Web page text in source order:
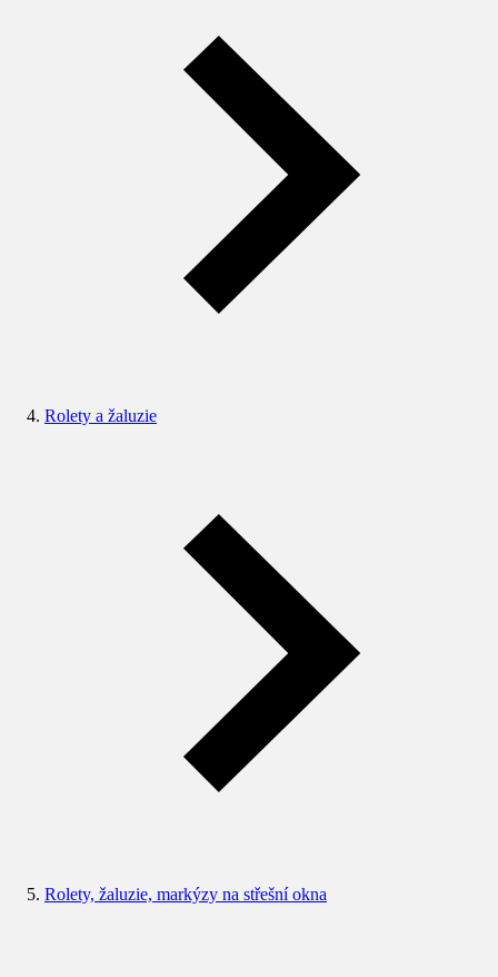
Rolety a žaluzie
Rolety, žaluzie, markýzy na střešní okna